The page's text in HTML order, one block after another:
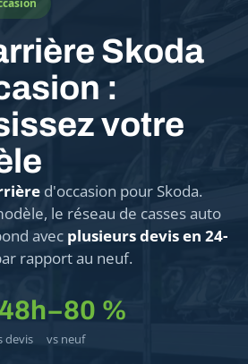
Skoda
:
votre
d'occasion pour Skoda.
le réseau de casses auto
avec plusieurs devis en 24-
rapport au neuf.
devis
−80 %
vs neuf